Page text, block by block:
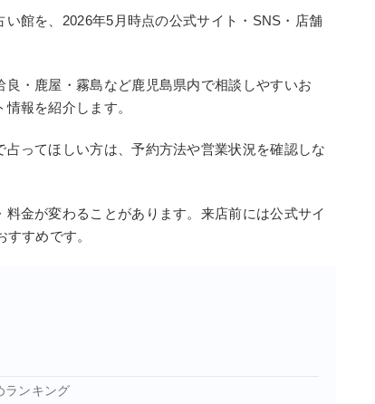
館を、2026年5月時点の公式サイト・SNS・店舗
・鹿屋・霧島など鹿児島県内で相談しやすいお
報を紹介します。
ってほしい方は、予約方法や営業状況を確認しな
金が変わることがあります。来店前には公式サイ
すめです。
ランキング